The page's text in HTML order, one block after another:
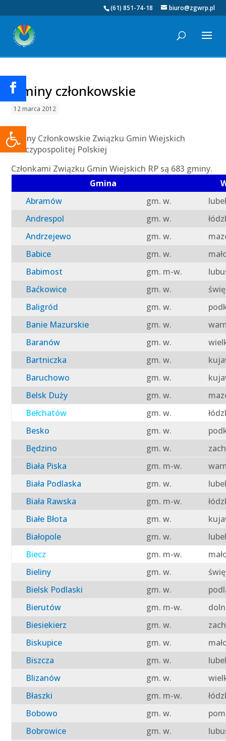
Otwórz pasek narzędzi
(61) 851-74-18 biuro@zgwrp.pl
Gminy członkowskie
12 marca 2012
Gminy Członkowskie Związku Gmin Wiejskich
Rzeczypospolitej Polskiej
Członkami Związku Gmin Wiejskich RP są 683 gminy.
Gmina
Abramów
gm. w.
Andrespol
gm. w.
Andrzejewo
gm. w.
Babice
gm. w.
Babimost
gm. m-w.
Baćkowice
gm. w.
Baligród
gm. w.
Banie Mazurskie
gm. w.
Baranów
gm. w.
Bartniczka
gm. w.
Baruchowo
gm. w.
Belsk Duży
gm. w.
Bełchatów
gm. w.
Besko
gm. w.
Będzino
gm. w.
Biała Piska
gm. m-w.
Biała Podlaska
gm. w.
Biała Rawska
gm. m-w.
Białe Błota
gm. w.
Białopole
gm. w.
Biecz
gm. m-w.
Bieliny
gm. w.
Bielsk Podlaski
gm. w.
Bierutów
gm. m-w.
Biesiekierz
gm. w.
Biskupice
gm. w.
Biszcza
gm. w.
Blizanów
gm. w.
Błaszki
gm. m-w.
Bobowo
gm. w.
Bobrowice
gm. w.